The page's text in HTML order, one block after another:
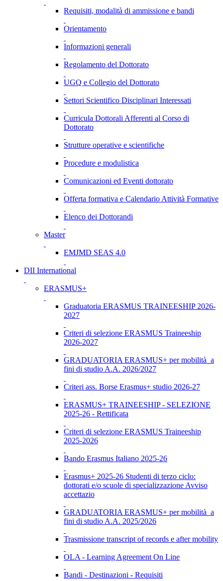
Requisiti, modalità di ammissione e bandi
Orientamento
Informazioni generali
Regolamento del Dottorato
UGQ e Collegio del Dottorato
Settori Scientifico Disciplinari Interessati
Curricula Dottorali Afferenti al Corso di
Dottorato
Strutture operative e scientifiche
Procedure e modulistica
Comunicazioni ed Eventi dottorato
Offerta formativa e Calendario Attività Formative
Elenco dei Dottorandi
Master
EMJMD SEAS 4.0
DII International
ERASMUS+
Graduatoria ERASMUS TRAINEESHIP 2026-
2027
Criteri di selezione ERASMUS Traineeship
2026-2027
GRADUATORIA ERASMUS+ per mobilità a
fini di studio A.A. 2026/2027
Criteri ass. Borse Erasmus+ studio 2026-27
ERASMUS+ TRAINEESHIP - SELEZIONE
2025-26 - Rettificata
Criteri di selezione ERASMUS Traineeship
2025-2026
Bando Erasmus Italiano 2025-26
Erasmus+ 2025-26 Studenti di terzo ciclo:
dottorati e/o scuole di specializzazione Avviso
accettazio
GRADUATORIA ERASMUS+ per mobilità a
fini di studio A.A. 2025/2026
Trasmissione transcript of records e after mobility
OLA - Learning Agreement On Line
Bandi - Destinazioni - Requisiti